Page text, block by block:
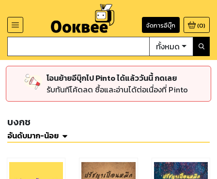
จัดการอีบุ๊ก (0)
ทั้งหมด
โอนย้ายอีบุ๊กไป Pinto ได้แล้ววันนี้ กดเลย
รับทันทีโค้ดลด ซื้อและอ่านได้ต่อเนื่องที่ Pinto
บงกช
อันดับมาก-น้อย